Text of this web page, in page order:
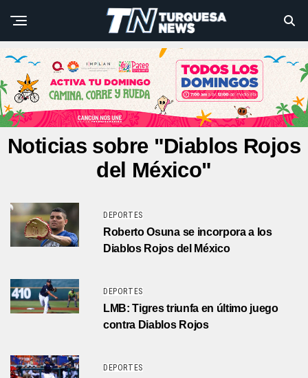
Noticias sobre "Diablos Rojos
del México"
DEPORTES
Roberto Osuna se incorpora a los
Diablos Rojos del México
DEPORTES
LMB: Tigres triunfa en último juego
contra Diablos Rojos
DEPORTES